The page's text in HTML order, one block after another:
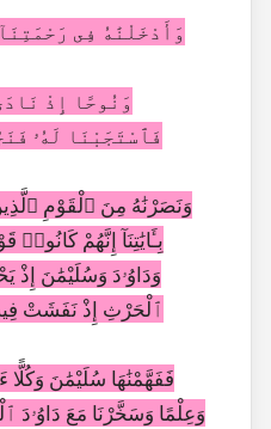
فَٱسْتَجَبْنَا لَهُۥ
بِـَٔايَٰتِنَآ إِنَّهُمْ
ٱلْحَرْثِ إِذْ نَفَشَتْ
وَعِلْمًا وَسَخَّرْنَا مَعَ دَاوُۥدَ